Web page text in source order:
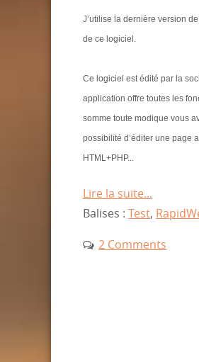
J’utilise la dernière version
de ce logiciel.
Ce logiciel est édité par la
application offre toutes les
somme toute modique vous
possibilité d’éditer une page
HTML+PHP...
Lire la suite...
Balises : Test,
2 Comments